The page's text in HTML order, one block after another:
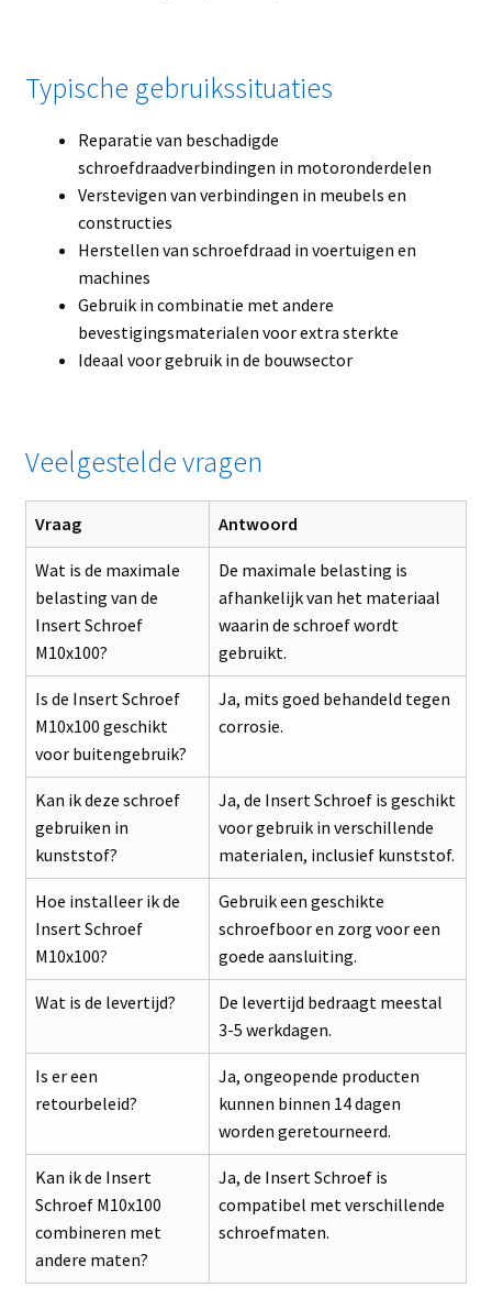
Typische gebruikssituaties
Reparatie van beschadigde
schroefdraadverbindingen in motoronderdelen
Verstevigen van verbindingen in meubels en
constructies
Herstellen van schroefdraad in voertuigen en
machines
Gebruik in combinatie met andere
bevestigingsmaterialen voor extra sterkte
Ideaal voor gebruik in de bouwsector
Veelgestelde vragen
Vraag Antwoord
Wat is de maximale
belasting van de
Insert Schroef
M10x100?
De maximale belasting is
afhankelijk van het materiaal
waarin de schroef wordt
gebruikt.
Is de Insert Schroef
M10x100 geschikt
voor buitengebruik?
Ja, mits goed behandeld tegen
corrosie.
Kan ik deze schroef
gebruiken in
kunststof?
Ja, de Insert Schroef is geschikt
voor gebruik in verschillende
materialen, inclusief kunststof.
Hoe installeer ik de
Insert Schroef
M10x100?
Gebruik een geschikte
schroefboor en zorg voor een
goede aansluiting.
Wat is de levertijd?
De levertijd bedraagt meestal
3-5 werkdagen.
Is er een
retourbeleid?
Ja, ongeopende producten
kunnen binnen 14 dagen
worden geretourneerd.
Kan ik de Insert
Schroef M10x100
combineren met
andere maten?
Ja, de Insert Schroef is
compatibel met verschillende
schroefmaten.